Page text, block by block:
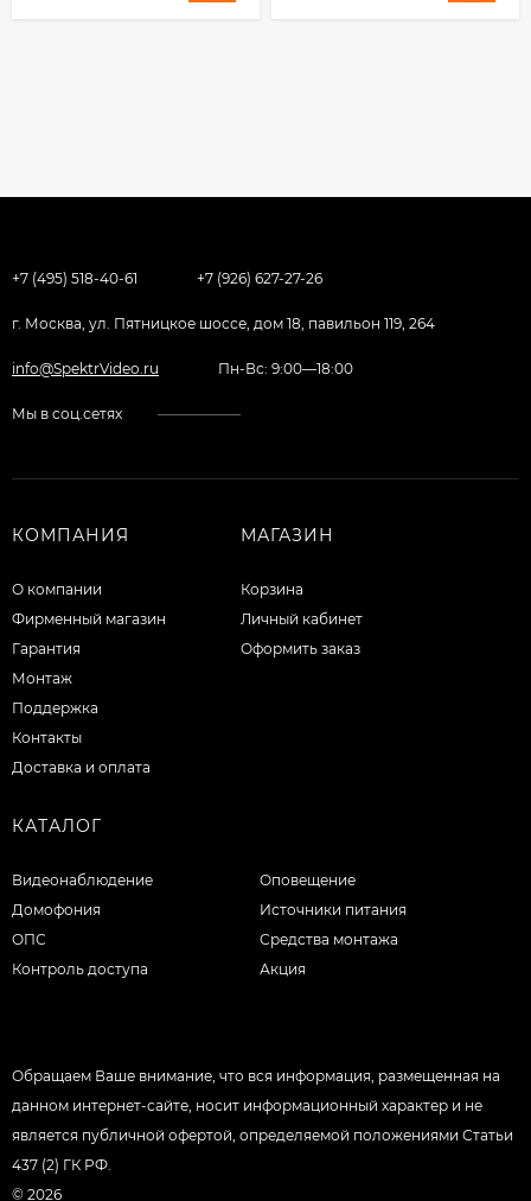
+7 (495) 518-40-61 +7 (926) 627-27-26
г. Москва, ул. Пятницкое шоссе, дом 18, павильон 119, 264
info@SpektrVideo.ru Пн-Вс: 9:00—18:00
Мы в соц.сетях
КОМПАНИЯ
О компании
Фирменный магазин
Гарантия
Монтаж
Поддержка
Контакты
Доставка и оплата
МАГАЗИН
Корзина
Личный кабинет
Оформить заказ
КАТАЛОГ
Видеонаблюдение
Домофония
ОПС
Контроль доступа
Оповещение
Источники питания
Средства монтажа
Акция
Обращаем Ваше внимание, что вся информация, размещенная на
данном интернет-сайте, носит информационный характер и не
является публичной офертой, определяемой положениями Статьи
437 (2) ГК РФ.
© 2026